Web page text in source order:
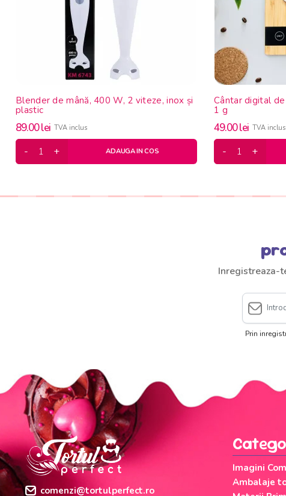
Blender de mână, 400 W, 2 viteze, inox și
plastic
89.00lei TVA inclus
ADAUGA IN COS
Cântar digital
1 g
49.00lei TVA inclus
Inregistreaza-
Prin
comenzi@tortulperfect.ro
Imagini
Ambalaje